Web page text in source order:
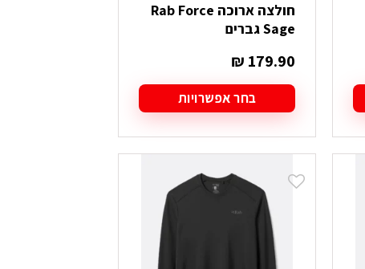
חולצה ארוכה Rab Force
Sage גברים
₪ 179.90
בחר אפשרויות
למוצר
זה
יש
מספר
סוגים.
ניתן
לבחור
את